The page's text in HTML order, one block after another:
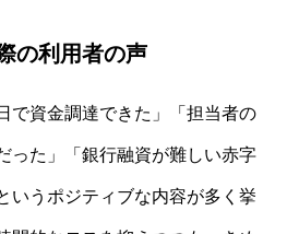
の利用者の声
で資金調達できた」「担当者の
った」「銀行融資が難しい赤字
いうポジティブな内容が多く挙